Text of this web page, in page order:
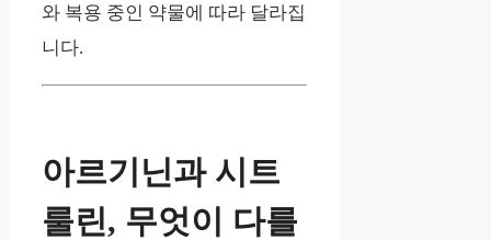
와 복용 중인 약물에 따라 달라집
니다.
아르기닌과 시트
룰린, 무엇이 다를